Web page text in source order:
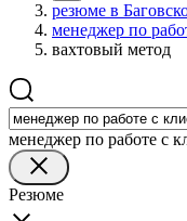
резюме в
менеджер по
вахтовый метод
менеджер по работе с
Резюме